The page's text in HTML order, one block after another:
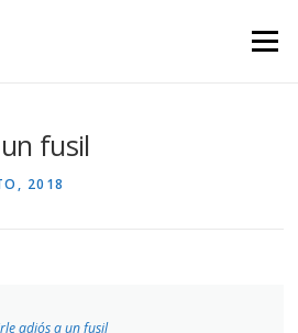
Menú
fusil
2018
adiós a un fusil